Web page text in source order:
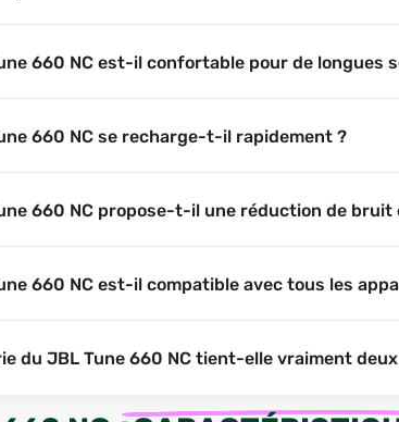
660 NC est-il confortable pour de longues
660 NC se recharge-t-il rapidement ?
660 NC propose-t-il une réduction de bruit
660 NC est-il compatible avec tous les
du JBL Tune 660 NC tient-elle vraiment